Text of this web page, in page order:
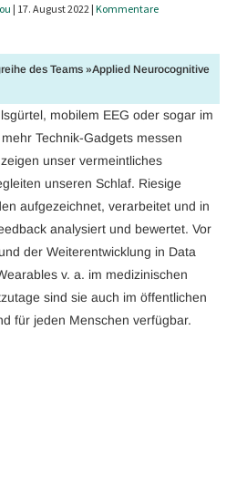
| 17. August 2022 | Kommentare
des Teams »Applied Neurocognitive
mobilem EEG oder sogar im
Technik-Gadgets messen
unser vermeintliches
unseren Schlaf. Riesige
aufgezeichnet, verarbeitet und in
analysiert und bewertet. Vor
der Weiterentwicklung in Data
v. a. im medizinischen
sind sie auch im öffentlichen
für jeden Menschen verfügbar.